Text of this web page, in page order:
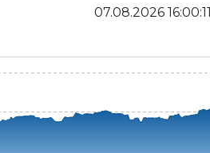
07.08.2026 16:00:11